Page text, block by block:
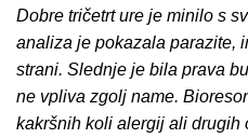
Dobre tričetrt ure je minilo s
analiza je pokazala parazite,
strani. Slednje je bila prava
ne vpliva zgolj name.
kakršnih koli alergij ali drugih